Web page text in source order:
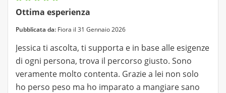
Ottima esperienza
Pubblicata da: Fiora il 31 Gennaio 2026
Jessica ti ascolta, ti supporta e in base alle esigenze
di ogni persona, trova il percorso giusto. Sono
veramente molto contenta. Grazie a lei non solo
ho perso peso ma ho imparato a mangiare sano